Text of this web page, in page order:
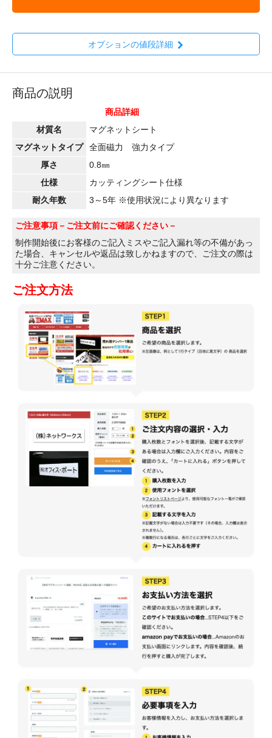
オプションの値段詳細
商品の説明
商品詳細
材質名
マグネットシート
マグネットタイプ
全面磁力 強力タイプ
厚さ
0.8㎜
仕様
カッティングシート仕様
耐久年数
3～5年 ※使用状況により異なります
ご注意事項 －ご注文前にご確認ください－
制作開始後にお客様のご記入ミスやご記入漏れ等の不備があっ
た場合、キャンセルや返品は致しかねますので、ご注文の際は
十分ご注意ください。
ご注文方法